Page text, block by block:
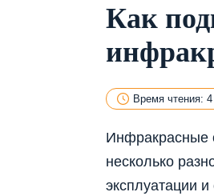
Как
Время чтения:
Инфракрасные
несколько
эксплуатации